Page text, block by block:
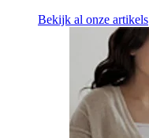
Bekijk al onze artikels